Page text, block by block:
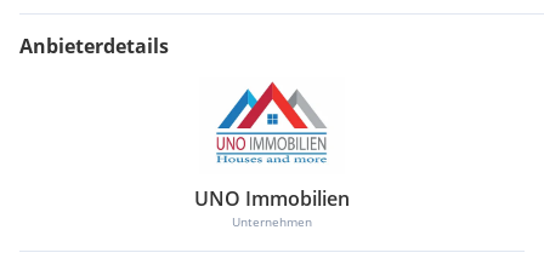
Anbieterdetails
UNO Immobilien
Unternehmen